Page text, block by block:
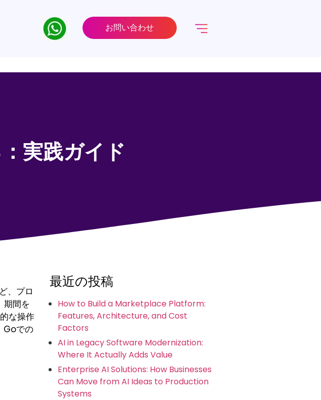
お問い合わせ
実践ガイド
、プロ
期間を
な操作
Goでの
最近の投稿
How to Build a Marketplace Platform:
Features, Architecture, and Cost
Factors
AI in Legacy Software Modernization:
Where It Actually Adds Value
Enterprise AI Solutions: How Businesses
Can Move from AI Ideas to Production
Systems